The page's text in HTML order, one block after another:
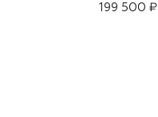
199 500 ₽